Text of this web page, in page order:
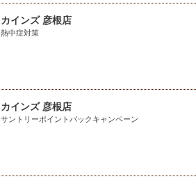
カインズ 彦根店
熱中症対策
カインズ 彦根店
サントリーポイントバックキャンペーン